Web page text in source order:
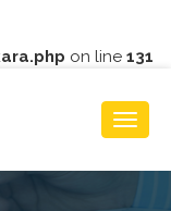
on line 131